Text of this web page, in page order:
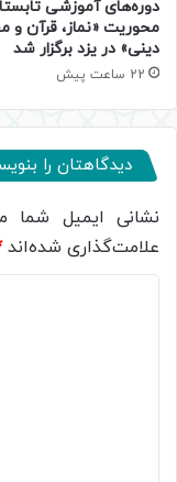
دوره‌های آموزشی
محوریت «نماز، قرآن و
دینی» در یزد برگزار شد
22 ساعت پیش
دیدگاهتان را
نشانی ایمیل شما
علامت‌گذاری شده‌اند